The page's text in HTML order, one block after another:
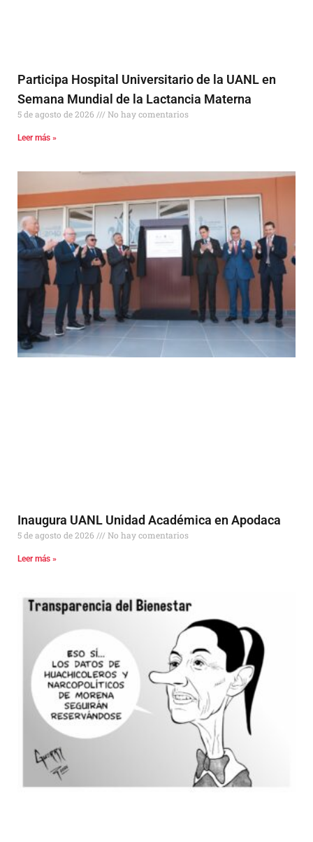
Participa Hospital Universitario de la UANL en
Semana Mundial de la Lactancia Materna
5 de agosto de 2026 No hay comentarios
Leer más »
Inaugura UANL Unidad Académica en Apodaca
5 de agosto de 2026 No hay comentarios
Leer más »